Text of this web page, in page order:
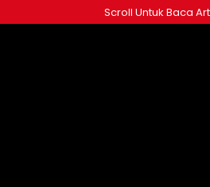
ke
Scroll Untuk Baca